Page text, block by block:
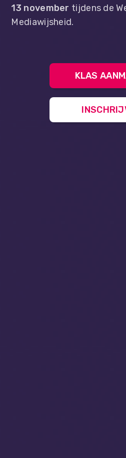
13 november tijdens de
Mediawijsheid.
KLAS